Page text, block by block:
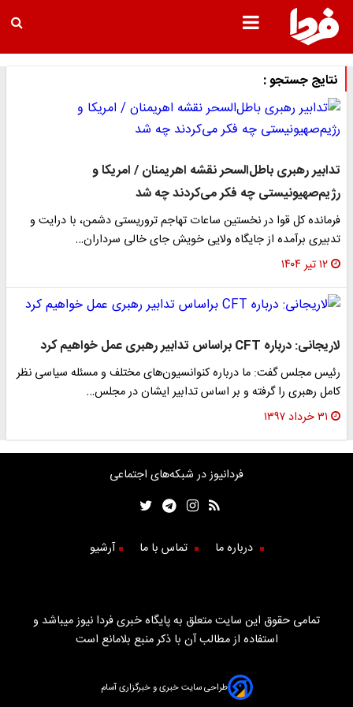
نتایج جستجو :
تدابیر رهبری باطل‌السحر نقشه اهریمنان / امریکا و
رژیم‌صهیونیستی چه فکر می‌کردند چه شد
فرمانده کل قوا در نخستین ساعات تهاجم تروریستی دشمن، با درایت و
تدبیری برآمده از جایگاه ولایی خویش جای خالی سرداران…
۱۲ تیر ۱۴۰۴
لاریجانی: درباره CFT براساس تدابیر رهبری عمل خواهیم کرد
رئیس مجلس گفت: ما درباره کنوانسیون‌های مختلف و مسئله سیاسی نظر
کامل رهبری را گرفته و بر اساس تدابیر ایشان در مجلس…
۳۱ خرداد ۱۳۹۷
فردانیوز در شبکه‌های اجتماعی
درباره ما تماس با ما آرشیو
تمامی حقوق این سایت متعلق به پایگاه خبری فردا نیوز میباشد و
استفاده از مطالب آن با ذکر منبع بلامانع است
طراحی سایت خبری و خبرگزاری آسام